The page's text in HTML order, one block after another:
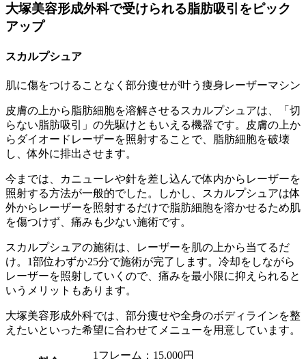
大塚美容形成外科で受けられる脂肪吸引をピック
アップ
スカルプシュア
肌に傷をつけることなく部分痩せが叶う痩身レーザーマシン
皮膚の上から脂肪細胞を溶解させるスカルプシュアは、「切
らない脂肪吸引」の先駆けともいえる機器です。皮膚の上か
らダイオードレーザーを照射することで、脂肪細胞を破壊
し、体外に排出させます。
今までは、カニューレや針を差し込んで体内からレーザーを
照射する方法が一般的でした。しかし、スカルプシュアは体
外からレーザーを照射するだけで脂肪細胞を溶かせるため肌
を傷つけず、痛みも少ない施術です。
スカルプシュアの施術は、レーザーを肌の上から当てるだ
け。1部位わずか25分で施術が完了します。冷却をしながら
レーザーを照射していくので、痛みを最小限に抑えられると
いうメリットもあります。
大塚美容形成外科では、部分痩せや全身のボディラインを整
えたいといった希望に合わせてメニューを用意しています。
1フレーム：15,000円